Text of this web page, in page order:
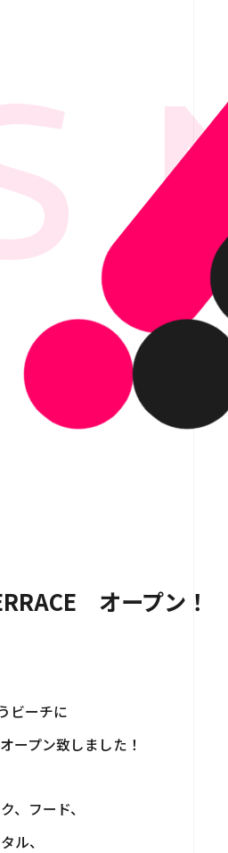
オープン！
ビーチに
ープン致しました！
、フード、
ル、